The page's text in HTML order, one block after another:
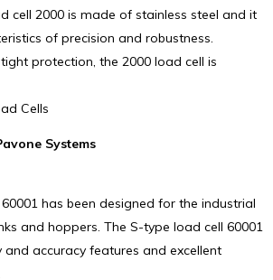
cell 2000 is made of stainless steel and it
of precision and robustness.
protection, the 2000 load cell is
Cells
Systems
has been designed for the industrial
and hoppers. The S-type load cell 60001
and accuracy features and excellent